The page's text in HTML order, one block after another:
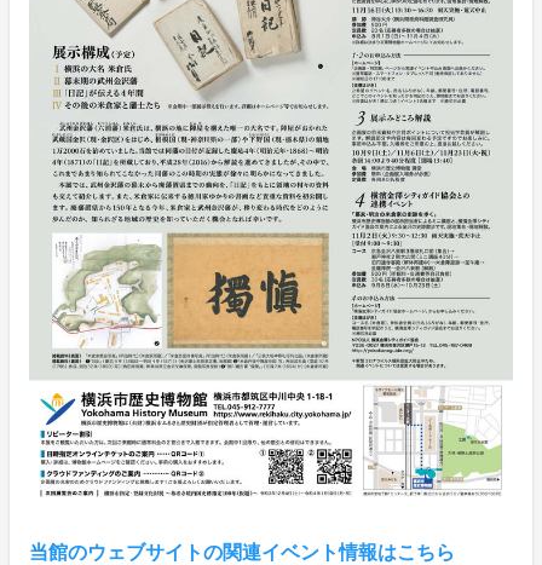
当館のウェブサイトの関連イベント情報はこちら